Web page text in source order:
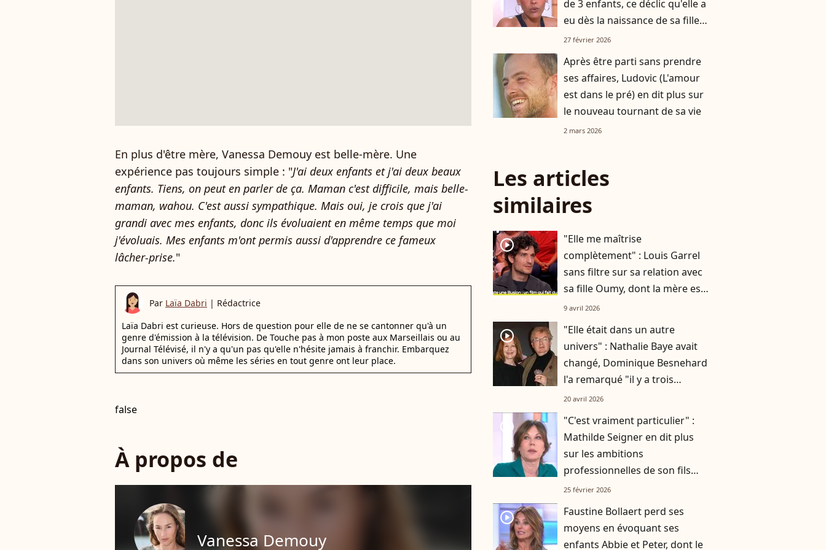
En plus d'être mère, Vanessa Demouy est belle-mère. Une
expérience pas toujours simple : "J'ai deux enfants et j'ai deux beaux
enfants. Tiens, on peut en parler de ça. Maman c'est difficile, mais belle-
maman, wahou. C'est aussi sympathique. Mais oui, je crois que j'ai
grandi avec mes enfants, donc ils évoluaient en même temps que moi
j'évoluais. Mes enfants m'ont permis aussi d'apprendre ce fameux
lâcher-prise."
Par Laïa Dabri | Rédactrice
Laïa Dabri est curieuse. Hors de question pour elle de ne se cantonner qu'à un
genre d'émission à la télévision. De Touche pas à mon poste aux Marseillais ou au
Journal Télévisé, il n'y a qu'un pas qu'elle n'hésite jamais à franchir. Embarquez
dans son univers où même les séries en tout genre ont leur place.
false
À propos de
Vanessa Demouy
de 3 enfants, ce déclic qu'elle a
eu dès la naissance de sa fille
ainée
27 février 2026
Après être parti sans prendre
ses affaires, Ludovic (L'amour
est dans le pré) en dit plus sur
le nouveau tournant de sa vie
2 mars 2026
Les articles
similaires
player2
"Elle me maîtrise
complètement" : Louis Garrel
sans filtre sur sa relation avec
sa fille Oumy, dont la mère est
Valeria Bruni-Tedeschi
9 avril 2026
player2
"Elle était dans un autre
univers" : Nathalie Baye avait
changé, Dominique Besnehard
l'a remarqué "il y a trois
semaines" en lui rendant visite
20 avril 2026
player2
"C'est vraiment particulier" :
Mathilde Seigner en dit plus
sur les ambitions
professionnelles de son fils
Louis, 18 ans
25 février 2026
player2
Faustine Bollaert perd ses
moyens en évoquant ses
enfants Abbie et Peter, dont le